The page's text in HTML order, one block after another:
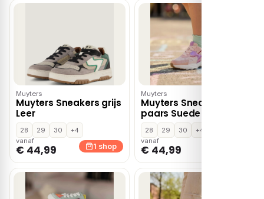
Muyters
Muyters Sneakers grijs
Leer
28 29 30
+4
vanaf
€ 44,99 1 shop
Muyters
Muyters Sneakers
paars Suede
28 29 30
+4
vanaf
€ 44,99